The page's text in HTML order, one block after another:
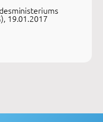
19.01.2017